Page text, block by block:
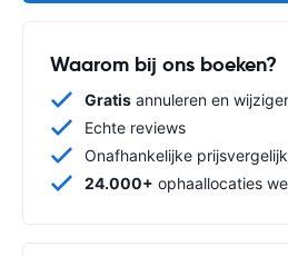
Waarom bij ons boeken?
Gratis annuleren en
Echte reviews
Onafhankelijke
24.000+ ophaallocaties